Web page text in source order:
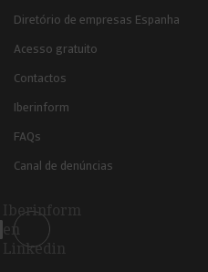
Diretório de empresas Espanha
Acesso gratuito
Contactos
Iberinform
FAQs
Canal de denúncias
Iberinform
en
Linkedin